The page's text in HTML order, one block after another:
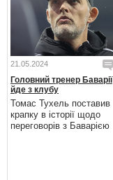
21.05.2024
Головний тренер Баварії
йде з клубу
Томас Тухель поставив
крапку в історії щодо
переговорів з Баварією